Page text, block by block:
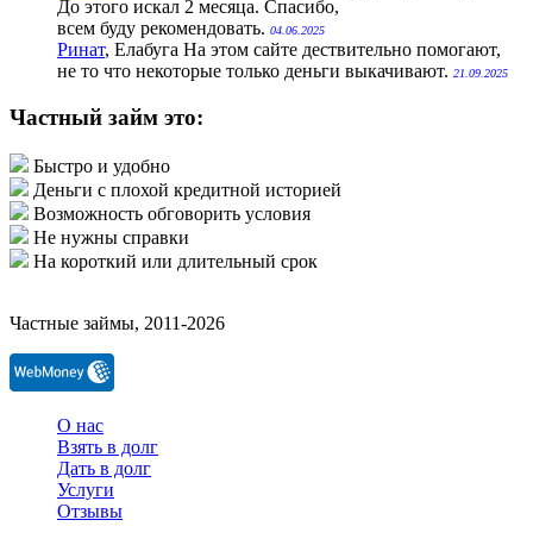
До этого искал 2 месяца. Спасибо,
всем буду рекомендовать. 04.06.2025
Ринат, Елабуга На этом сайте дествительно помогают,
не то что некоторые только деньги выкачивают. 21.09.2025
Частный займ это:
Быстро и удобно
Деньги с плохой кредитной историей
Возможность обговорить условия
Не нужны справки
На короткий или длительный срок
Частные займы, 2011-2026
О нас
Взять в долг
Дать в долг
Услуги
Отзывы